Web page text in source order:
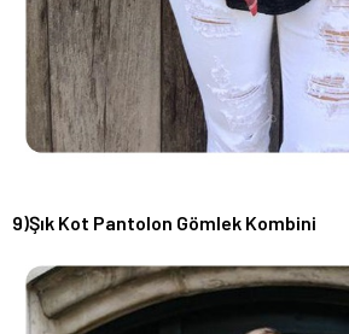
9)Şık Kot Pantolon Gömlek Kombini